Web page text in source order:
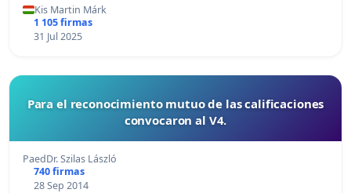
Kis Martin Márk
1 105 firmas
31 Jul 2025
Para el reconocimiento mutuo de las calificaciones
convocaron al V4.
PaedDr. Szilas László
740 firmas
28 Sep 2014